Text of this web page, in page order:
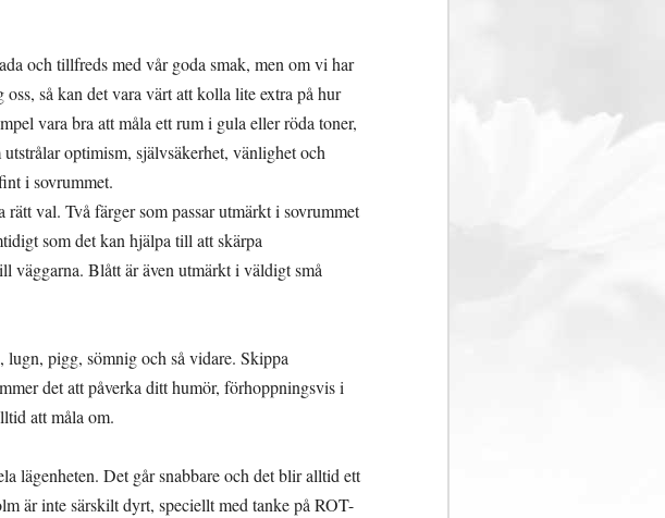
och tillfreds med vår goda smak, men om vi har
så kan det vara värt att kolla lite extra på hur
vara bra att måla ett rum i gula eller röda toner,
optimism, självsäkerhet, vänlighet och
i sovrummet.
val. Två färger som passar utmärkt i sovrummet
som det kan hjälpa till att skärpa
väggarna. Blått är även utmärkt i väldigt små
pigg, sömnig och så vidare. Skippa
det att påverka ditt humör, förhoppningsvis i
att måla om.
lägenheten. Det går snabbare och det blir alltid ett
är inte särskilt dyrt, speciellt med tanke på ROT-